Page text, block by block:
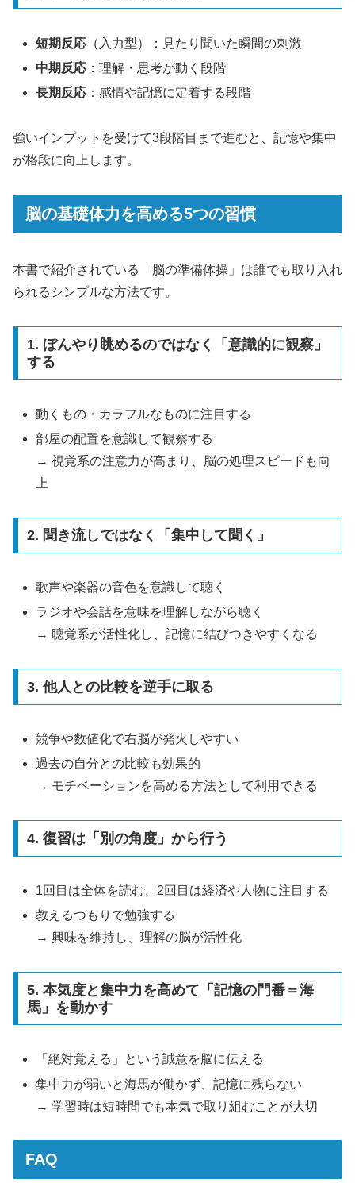
短期反応 （入力型）：見たり聞いた瞬間の刺激
中期反応 ：理解・思考が動く段階
長期反応 ：感情や記憶に定着する段階
強いインプットを受けて3段階目まで進むと、記憶や集中
が格段に向上します。
脳の基礎体力を高める5つの習慣
本書で紹介されている「脳の準備体操」は誰でも取り入れ
られるシンプルな方法です。
1. ぼんやり眺めるのではなく「意識的に観察」
する
動くもの・カラフルなものに注目する
部屋の配置を意識して観察する
→ 視覚系の注意力が高まり、脳の処理スピードも向
上
2. 聞き流しではなく「集中して聞く」
歌声や楽器の音色を意識して聴く
ラジオや会話を意味を理解しながら聴く
→ 聴覚系が活性化し、記憶に結びつきやすくなる
3. 他人との比較を逆手に取る
競争や数値化で右脳が発火しやすい
過去の自分との比較も効果的
→ モチベーションを高める方法として利用できる
4. 復習は「別の角度」から行う
1回目は全体を読む、2回目は経済や人物に注目する
教えるつもりで勉強する
→ 興味を維持し、理解の脳が活性化
5. 本気度と集中力を高めて「記憶の門番＝海
馬」を動かす
「絶対覚える」という誠意を脳に伝える
集中力が弱いと海馬が働かず、記憶に残らない
→ 学習時は短時間でも本気で取り組むことが大切
FAQ